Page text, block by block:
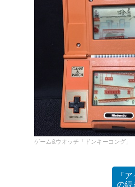
ゲーム&ウオッチ「ドンキーコング」
「
の続